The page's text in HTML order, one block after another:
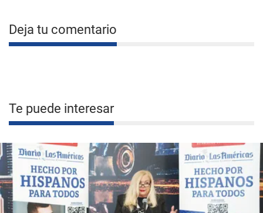
Deja tu comentario
Te puede interesar